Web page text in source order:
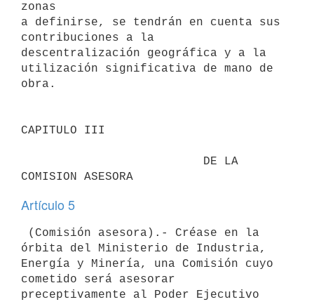
zonas
a definirse, se tendrán en cuenta sus
contribuciones a la
descentralización geográfica y a la
utilización significativa de mano de
obra.
CAPITULO III
Artículo 5
órbita del Ministerio de Industria,
Energía y Minería, una Comisión cuyo
cometido será asesorar
preceptivamente al Poder Ejecutivo